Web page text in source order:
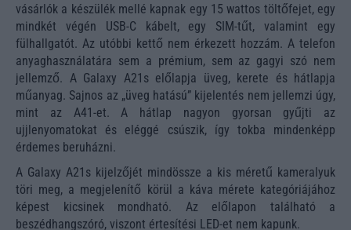
vásárlók a készülék mellé kapnak egy 15 wattos töltőfejet, egy
mindkét végén USB-C kábelt, egy SIM-tűt, valamint egy
fülhallgatót. Az utóbbi kettő nem érkezett hozzám. A telefon
anyaghasználatára sem a prémium, sem az gagyi szó nem
jellemző. A Galaxy A21s előlapja üveg, kerete és hátlapja
műanyag. Sajnos az „üveg hatású” kijelentés nem jellemzi úgy,
mint az A41-et. A hátlap nagyon gyorsan gyűjti az
ujjlenyomatokat és eléggé csúszik, így tokba mindenképp
érdemes beruházni.
A Galaxy A21s kijelzőjét mindössze a kis méretű kameralyuk
töri meg, a megjelenítő körül a káva mérete kategóriájához
képest kicsinek mondható. Az előlapon található a
beszédhangszóró, viszont értesítési LED-et nem kapunk.